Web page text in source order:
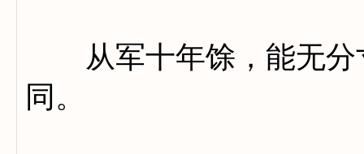
从军十年馀，能无分
同。